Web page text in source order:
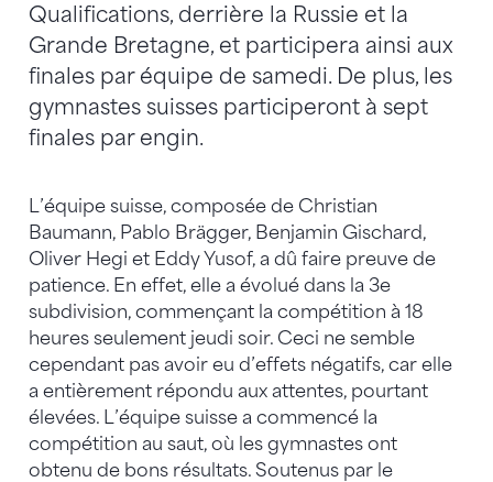
Qualifications, derrière la Russie et la
Grande Bretagne, et participera ainsi aux
finales par équipe de samedi. De plus, les
gymnastes suisses participeront à sept
finales par engin.
L’équipe suisse, composée de Christian
Baumann, Pablo Brägger, Benjamin Gischard,
Oliver Hegi et Eddy Yusof, a dû faire preuve de
patience. En effet, elle a évolué dans la 3e
subdivision, commençant la compétition à 18
heures seulement jeudi soir. Ceci ne semble
cependant pas avoir eu d’effets négatifs, car elle
a entièrement répondu aux attentes, pourtant
élevées. L’équipe suisse a commencé la
compétition au saut, où les gymnastes ont
obtenu de bons résultats. Soutenus par le